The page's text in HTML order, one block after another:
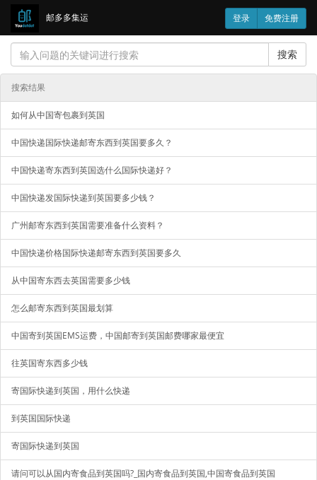
邮多多集运 登录 免费注册
搜索
搜索结果
如何从中国寄包裹到英国
中国快递国际快递邮寄东西到英国要多久？
中国快递寄东西到英国选什么国际快递好？
中国快递发国际快递到英国要多少钱？
广州邮寄东西到英国需要准备什么资料？
中国快递价格国际快递邮寄东西到英国要多久
从中国寄东西去英国需要多少钱
怎么邮寄东西到英国最划算
中国寄到英国EMS运费，中国邮寄到英国邮费哪家最便宜
往英国寄东西多少钱
寄国际快递到英国，用什么快递
到英国国际快递
寄国际快递到英国
请问可以从国内寄食品到英国吗?_国内寄食品到英国,中国寄食品到英国